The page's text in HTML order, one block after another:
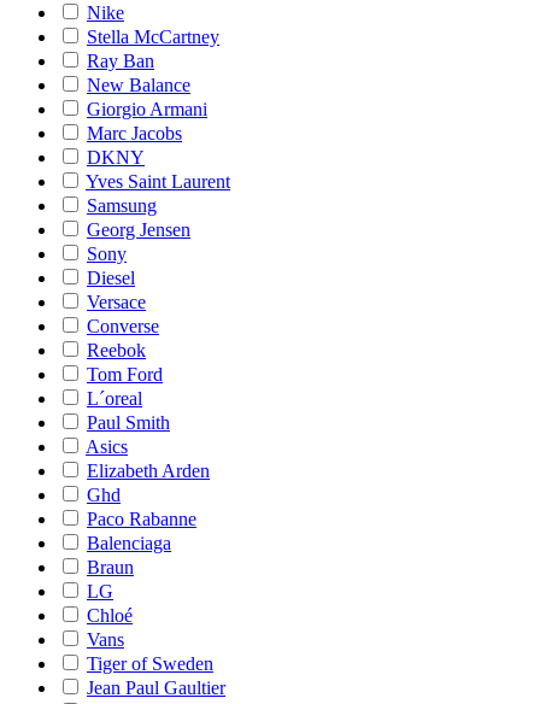
Nike
Stella McCartney
Ray Ban
New Balance
Giorgio Armani
Marc Jacobs
DKNY
Yves Saint Laurent
Samsung
Georg Jensen
Sony
Diesel
Versace
Converse
Reebok
Tom Ford
L´oreal
Paul Smith
Asics
Elizabeth Arden
Ghd
Paco Rabanne
Balenciaga
Braun
LG
Chloé
Vans
Tiger of Sweden
Jean Paul Gaultier